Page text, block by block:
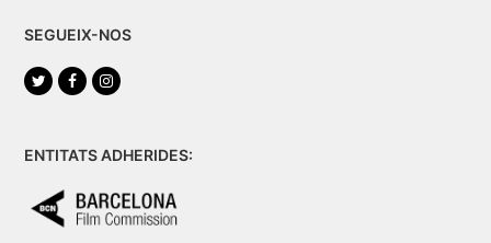
SEGUEIX-NOS
TwitterFacebookInstagram
ENTITATS ADHERIDES: